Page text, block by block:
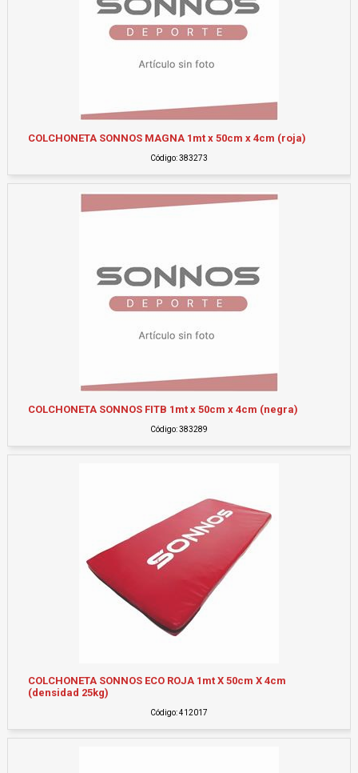
COLCHONETA SONNOS MAGNA 1mt x 50cm x 4cm (roja)
Código: 383273
COLCHONETA SONNOS FITB 1mt x 50cm x 4cm (negra)
Código: 383289
COLCHONETA SONNOS ECO ROJA 1mt X 50cm X 4cm
(densidad 25kg)
Código: 412017